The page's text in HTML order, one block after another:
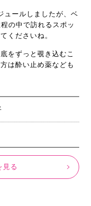
ュールしましたが、ベ
の中で訪れるスポッ
くださいね。
をずっと覗き込むこ
は酔い止め薬なども
見る